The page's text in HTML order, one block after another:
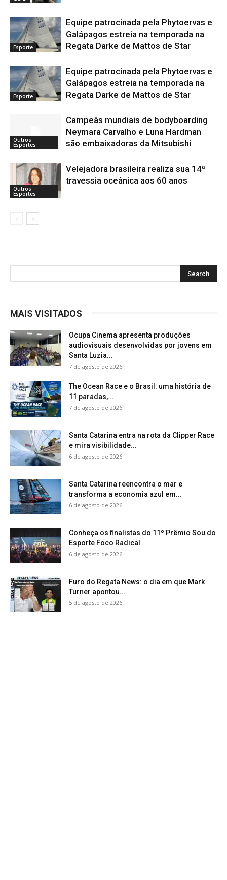
Esporte
Equipe patrocinada pela Phytoervas e
Galápagos estreia na temporada na
Regata Darke de Mattos de Star
Esporte
Equipe patrocinada pela Phytoervas e
Galápagos estreia na temporada na
Regata Darke de Mattos de Star
Outros
Esportes
Campeãs mundiais de bodyboarding
Neymara Carvalho e Luna Hardman
são embaixadoras da Mitsubishi
Outros
Esportes
Velejadora brasileira realiza sua 14ª
travessia oceânica aos 60 anos
MAIS VISITADOS
Ocupa Cinema apresenta produções
audiovisuais desenvolvidas por jovens em
Santa Luzia...
7 de agosto de 2026
The Ocean Race e o Brasil: uma história de
11 paradas,...
7 de agosto de 2026
Santa Catarina entra na rota da Clipper Race
e mira visibilidade...
6 de agosto de 2026
Santa Catarina reencontra o mar e
transforma a economia azul em...
6 de agosto de 2026
Conheça os finalistas do 11º Prêmio Sou do
Esporte Foco Radical
6 de agosto de 2026
Furo do Regata News: o dia em que Mark
Turner apontou...
5 de agosto de 2026